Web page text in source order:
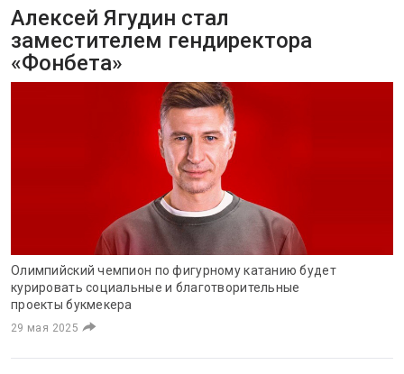
Алексей Ягудин стал
заместителем гендиректора
«Фонбета»
Олимпийский чемпион по фигурному катанию будет
курировать социальные и благотворительные
проекты букмекера
29 мая 2025